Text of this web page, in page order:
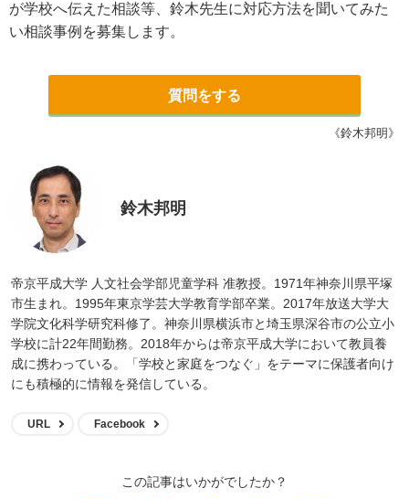
が学校へ伝えた相談等、鈴木先生に対応方法を聞いてみた
い相談事例を募集します。
質問をする
《鈴木邦明》
鈴木邦明
帝京平成大学 人文社会学部児童学科 准教授。1971年神奈川県平塚
市生まれ。1995年東京学芸大学教育学部卒業。2017年放送大学大
学院文化科学研究科修了。神奈川県横浜市と埼玉県深谷市の公立小
学校に計22年間勤務。2018年からは帝京平成大学において教員養
成に携わっている。「学校と家庭をつなぐ」をテーマに保護者向け
にも積極的に情報を発信している。
URL Facebook
この記事はいかがでしたか？